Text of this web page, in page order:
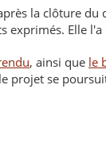
la clôture
exprimés. Elle
, ainsi que le
projet se